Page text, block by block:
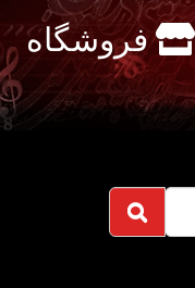
فروشگاه